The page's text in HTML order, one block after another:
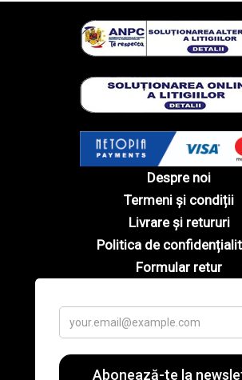
Despre noi
Termeni și condiții
Livrare și retururi
Politica de
Formular retur